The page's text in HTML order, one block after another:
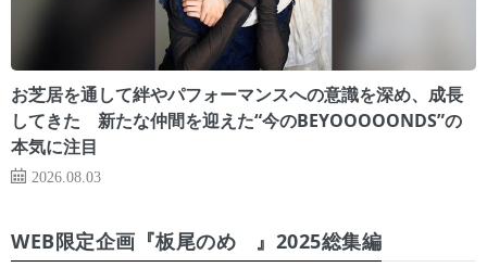
お芝居を通して絆やパフォーマンスへの意識を深め、成長
してきた 新たな仲間を迎えた“今のBEYOOOOONDS”の
本気に注目
2026.08.03
WEB限定企画『板尾のめ゙』2025総集編